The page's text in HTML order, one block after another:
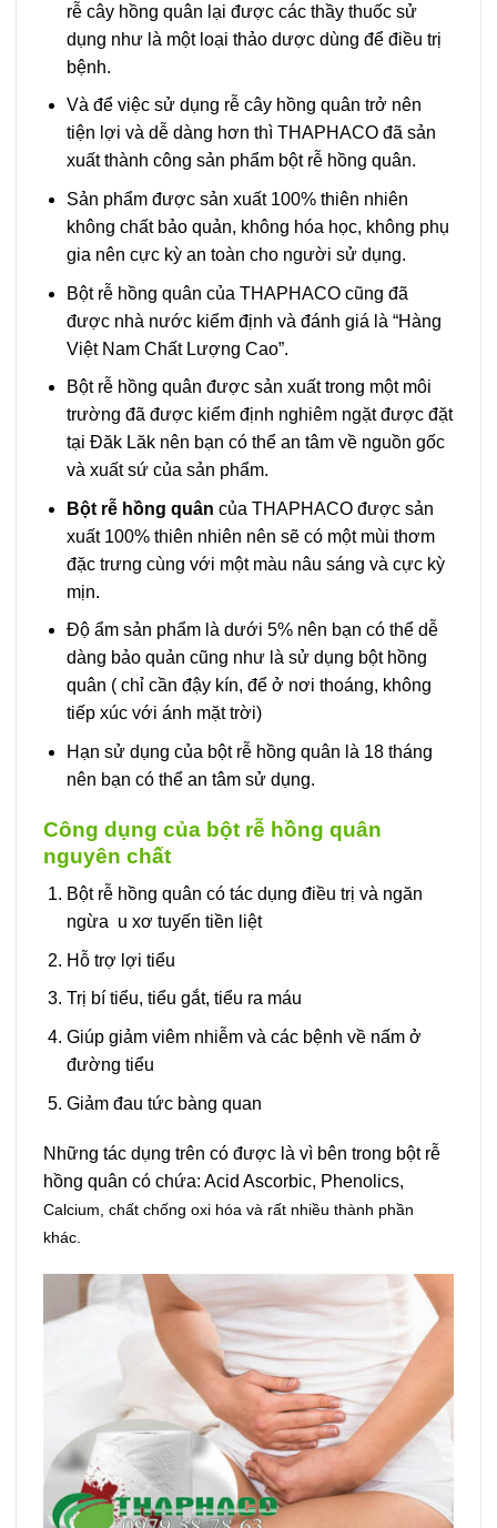
rễ cây hồng quân lại được các thầy thuốc sử
dụng như là một loại thảo dược dùng để điều trị
bệnh.
Và để việc sử dụng rễ cây hồng quân trở nên
tiện lợi và dễ dàng hơn thì THAPHACO đã sản
xuất thành công sản phẩm bột rễ hồng quân.
Sản phẩm được sản xuất 100% thiên nhiên
không chất bảo quản, không hóa học, không phụ
gia nên cực kỳ an toàn cho người sử dụng.
Bột rễ hồng quân của THAPHACO cũng đã
được nhà nước kiểm định và đánh giá là “Hàng
Việt Nam Chất Lượng Cao”.
Bột rễ hồng quân được sản xuất trong một môi
trường đã được kiểm định nghiêm ngặt được đặt
tại Đăk Lăk nên bạn có thể an tâm về nguồn gốc
và xuất sứ của sản phẩm.
Bột rễ hồng quân của THAPHACO được sản
xuất 100% thiên nhiên nên sẽ có một mùi thơm
đặc trưng cùng với một màu nâu sáng và cực kỳ
mịn.
Độ ẩm sản phẩm là dưới 5% nên bạn có thể dễ
dàng bảo quản cũng như là sử dụng bột hồng
quân ( chỉ cần đậy kín, để ở nơi thoáng, không
tiếp xúc với ánh mặt trời)
Hạn sử dụng của bột rễ hồng quân là 18 tháng
nên bạn có thể an tâm sử dụng.
Công dụng của bột rễ hồng quân
nguyên chất
Bột rễ hồng quân có tác dụng điều trị và ngăn
ngừa u xơ tuyến tiền liệt
Hỗ trợ lợi tiểu
Trị bí tiểu, tiểu gắt, tiểu ra máu
Giúp giảm viêm nhiễm và các bệnh về nấm ở
đường tiểu
Giảm đau tức bàng quan
Những tác dụng trên có được là vì bên trong bột rễ
hồng quân có chứa: Acid Ascorbic, Phenolics,
Calcium, chất chống oxi hóa và rất nhiều thành phần
khác.